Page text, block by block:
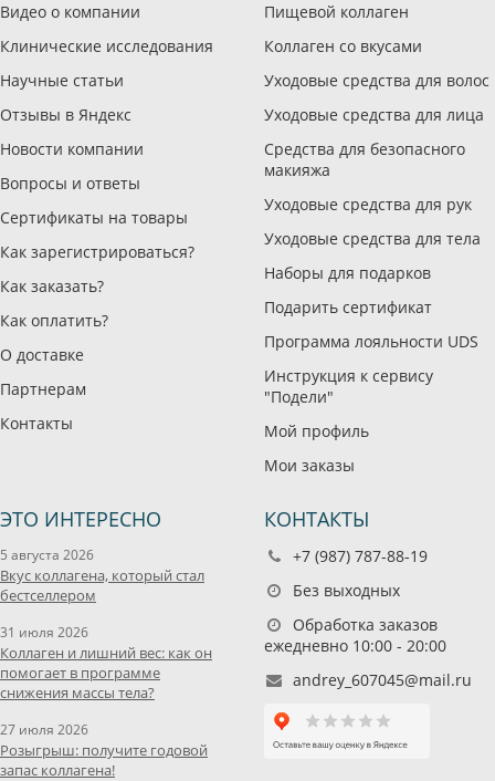
Видео о компании
Клинические исследования
Научные статьи
Отзывы в Яндекс
Новости компании
Вопросы и ответы
Сертификаты на товары
Как зарегистрироваться?
Как заказать?
Как оплатить?
О доставке
Партнерам
Контакты
Пищевой коллаген
Коллаген со вкусами
Уходовые средства для волос
Уходовые средства для лица
Средства для безопасного
макияжа
Уходовые средства для рук
Уходовые средства для тела
Наборы для подарков
Подарить сертификат
Программа лояльности UDS
Инструкция к сервису
"Подели"
Мой профиль
Мои заказы
ЭТО ИНТЕРЕСНО
5 августа 2026
Вкус коллагена, который стал
бестселлером
31 июля 2026
Коллаген и лишний вес: как он
помогает в программе
снижения массы тела?
27 июля 2026
Розыгрыш: получите годовой
запас коллагена!
КОНТАКТЫ
+7 (987) 787-88-19
Без выходных
Обработка заказов
ежедневно 10:00 - 20:00
andrey_607045@mail.ru